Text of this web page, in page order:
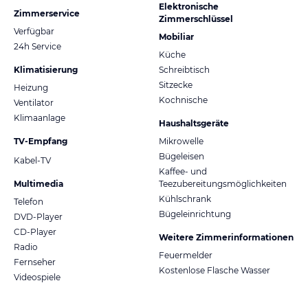
Zimmerservice
Verfügbar
24h Service
Klimatisierung
Heizung
Ventilator
Klimaanlage
TV-Empfang
Kabel-TV
Multimedia
Telefon
DVD-Player
CD-Player
Radio
Fernseher
Videospiele
Elektronische
Zimmerschlüssel
Mobiliar
Küche
Schreibtisch
Sitzecke
Kochnische
Haushaltsgeräte
Mikrowelle
Bügeleisen
Kaffee- und
Teezubereitungsmöglichkeiten
Kühlschrank
Bügeleinrichtung
Weitere Zimmerinformationen
Feuermelder
Kostenlose Flasche Wasser